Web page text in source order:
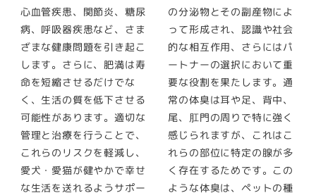
心血管疾患、関節炎、糖尿
病、呼吸器疾患など、さま
ざまな健康問題を引き起こ
します。さらに、肥満は寿
命を短縮させるだけでな
く、生活の質を低下させる
可能性があります。適切な
管理と治療を行うことで、
これらのリスクを軽減し、
愛犬・愛猫が健やかで幸せ
な生活を送れるようサポー
の分泌物とその副産物によ
って形成され、認識や社会
的な相互作用、さらにはパ
ートナーの選択において重
要な役割を果たします。通
常の体臭は耳や足、背中、
尾、肛門の周りで特に強く
感じられますが、これはこ
れらの部位に特定の腺が多
く存在するためです。この
ような体臭は、ペットの種